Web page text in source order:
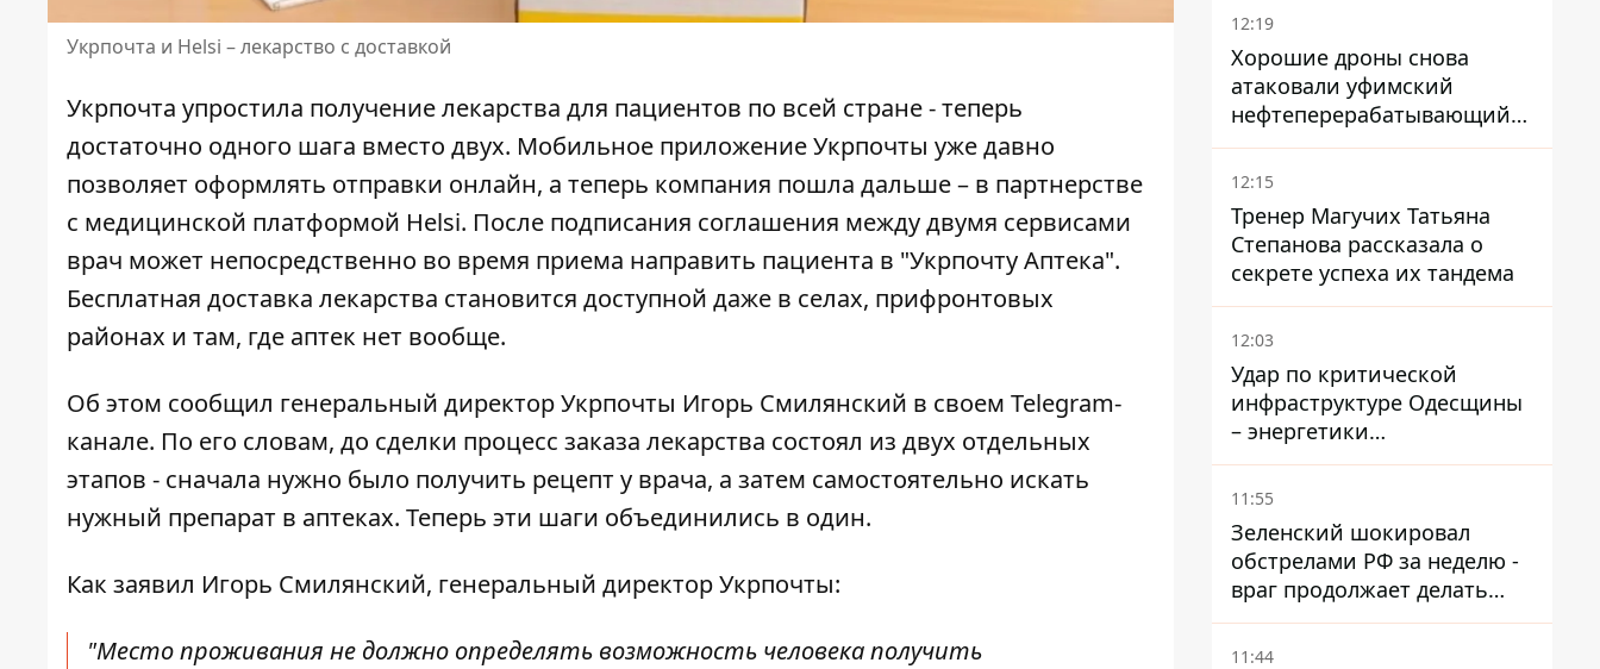
Укрпочта и Helsi – лекарство с доставкой
Укрпочта упростила получение лекарства для пациентов по всей стране - теперь
достаточно одного шага вместо двух. Мобильное приложение Укрпочты уже давно
позволяет оформлять отправки онлайн, а теперь компания пошла дальше – в партнерстве
с медицинской платформой Helsi. После подписания соглашения между двумя сервисами
врач может непосредственно во время приема направить пациента в "Укрпочту Аптека".
Бесплатная доставка лекарства становится доступной даже в селах, прифронтовых
районах и там, где аптек нет вообще.
Об этом сообщил генеральный директор Укрпочты Игорь Смилянский в своем Telegram-
канале. По его словам, до сделки процесс заказа лекарства состоял из двух отдельных
этапов - сначала нужно было получить рецепт у врача, а затем самостоятельно искать
нужный препарат в аптеках. Теперь эти шаги объединились в один.
Как заявил Игорь Смилянский, генеральный директор Укрпочты:
"Место проживания не должно определять возможность человека получить
12:19
Хорошие дроны снова
атаковали уфимский
нефтеперерабатывающий
кластер – один упал на
недострой
12:15
Тренер Магучих Татьяна
Степанова рассказала о
секрете успеха их тандема
12:03
Удар по критической
инфраструктуре Одесщины
– энергетики
восстанавливают свет
11:55
Зеленский шокировал
обстрелами РФ за неделю -
враг продолжает делать
ставку на баллистический
террор
11:44